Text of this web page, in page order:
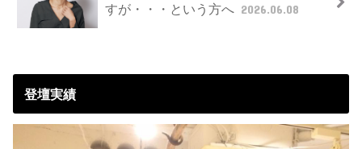
すが・・・という方へ 2026.06.08
登壇実績